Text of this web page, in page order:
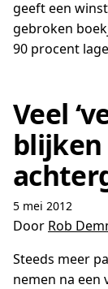
geeft een
gebroken
90 procent
Veel
5 mei 2012
Door Rob
Steeds meer
nemen na een